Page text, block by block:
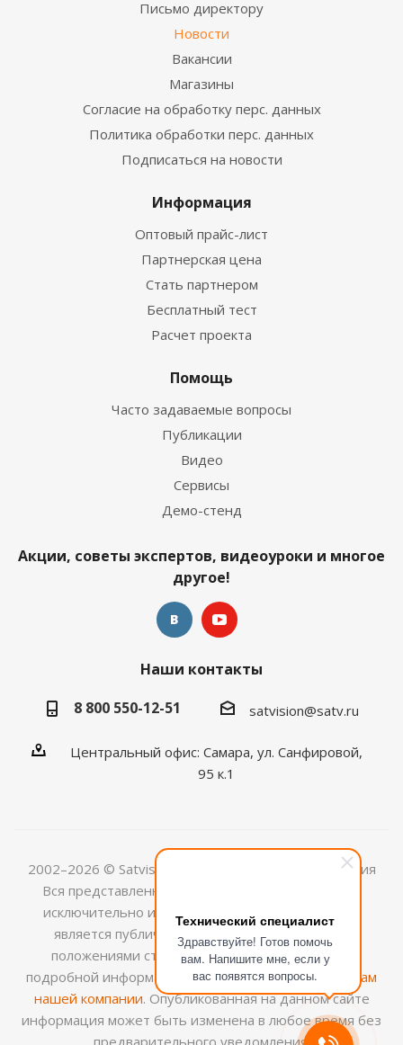
Технический специалист
Здравствуйте! Готов помочь
вам. Напишите мне, если у
вас появятся вопросы.
Письмо директору
Новости
Вакансии
Магазины
Согласие на обработку перс. данных
Политика обработки перс. данных
Подписаться на новости
Информация
Оптовый прайс-лист
Партнерская цена
Стать партнером
Бесплатный тест
Расчет проекта
Помощь
Часто задаваемые вопросы
Публикации
Видео
Сервисы
Демо-стенд
Акции, советы экспертов, видеоуроки и многое
другое!
Наши контакты
8 800 550-12-51
satvision@satv.ru
Центральный офис: Самара, ул. Санфировой,
95 к.1
2002–2026 © Satvision — системы видеонаблюдения
Вся представленная на сайте информация носит
исключительно информационный характер и не
является публичной офертой, определяемой
положениями ст.437 (2) ГК РФ. Для получения
подробной информации обращайтесь кменеджерам
нашей компании. Опубликованная на данном сайте
информация может быть изменена в любое время без